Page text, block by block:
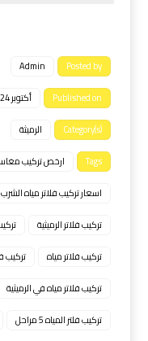
Posted by
Admin
Published on
أكتوبر 24, 2024
Category(s)
الرميثة
Tags
ارخص تركيب
اسعار تركيب فلاتر مياه الشرب
تركيب فلاتر الرميثية
تركيب فلاتر مياه
تركيب
تركيب فلاتر مياه في الرميثية
تركيب فلتر المياه 5 مراحل